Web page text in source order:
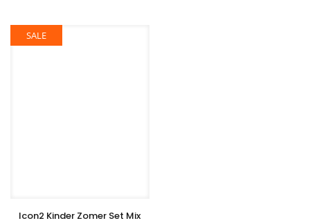
SALE
Icon2 Kinder Zomer Set Mix